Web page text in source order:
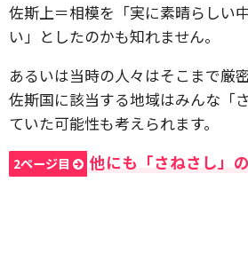
佐斯上＝相模を「実に素晴らしい
い」としたのかも知れません。
あるいは当時の人々はそこまで厳
佐斯国に該当する地域はみんな「
ていた可能性も考えられます。
2ページ目 他にも「さねさし」